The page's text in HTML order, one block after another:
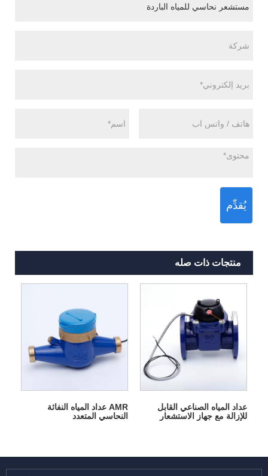
يُقدِّم
منتجات ذات صله
AMR عداد المياه النفاثة
النحاسي المتعدد
عداد المياه الصناعي القابل
للإزالة مع جهاز الاستشعار